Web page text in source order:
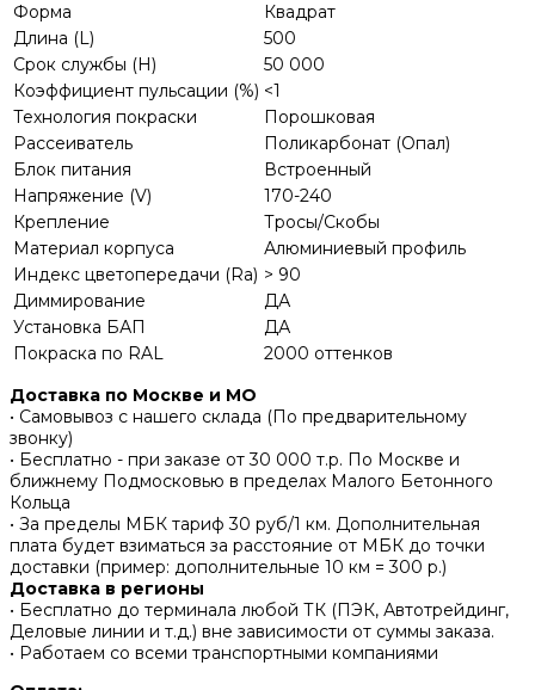
Форма
Квадрат
Длина (L)
500
Срок службы (H)
50 000
Коэффициент пульсации (%) <1
Технология покраски
Порошковая
Рассеиватель
Поликарбонат (Опал)
Блок питания
Встроенный
Напряжение (V)
170-240
Крепление
Тросы/Скобы
Материал корпуса
Алюминиевый профиль
Индекс цветопередачи (Ra) > 90
Диммирование
ДА
Установка БАП
ДА
Покраска по RAL
2000 оттенков
Доставка по Москве и МО
• Самовывоз с нашего склада (По предварительному
звонку)
• Бесплатно - при заказе от 30 000 т.р. По Москве и
ближнему Подмосковью в пределах Малого Бетонного
Кольца
• За пределы МБК тариф 30 руб/1 км. Дополнительная
плата будет взиматься за расстояние от МБК до точки
доставки (пример: дополнительные 10 км = 300 р.)
Доставка в регионы
• Бесплатно до терминала любой ТК (ПЭК, Автотрейдинг,
Деловые линии и т.д.) вне зависимости от суммы заказа.
• Работаем со всеми транспортными компаниями